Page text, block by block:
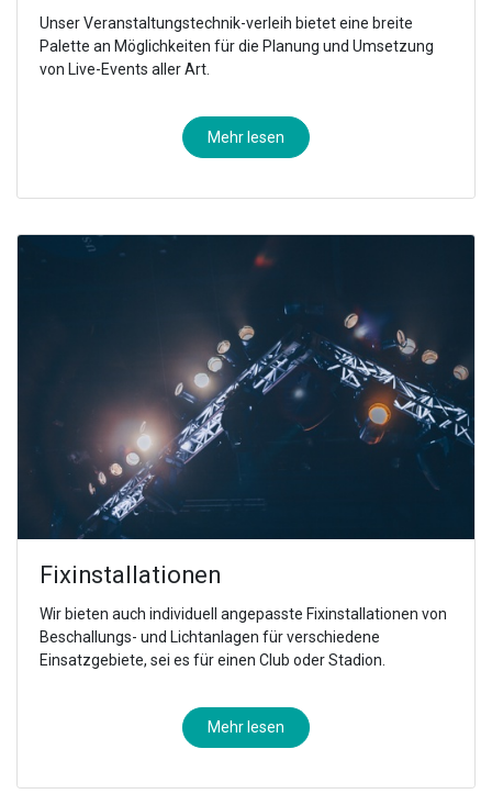
Unser Veranstaltungstechnik-verleih bietet eine breite
Palette an Möglichkeiten für die Planung und Umsetzung
von Live-Events aller Art.
Mehr lesen
Fixinstallationen
Wir bieten auch individuell angepasste Fixinstallationen von
Beschallungs- und Lichtanlagen für verschiedene
Einsatzgebiete, sei es für einen Club oder Stadion.
Mehr lesen